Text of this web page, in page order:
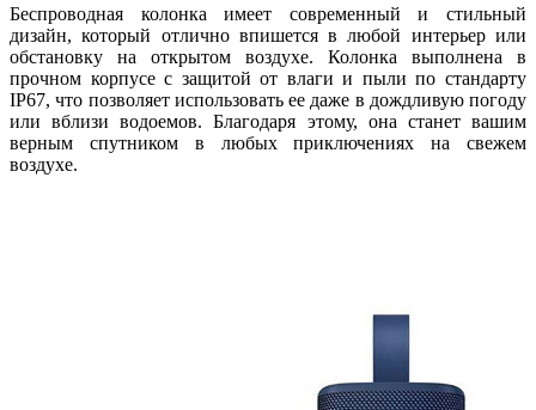
Беспроводная колонка имеет современный и стильный
дизайн, который отлично впишется в любой интерьер или
обстановку на открытом воздухе. Колонка выполнена в
прочном корпусе с защитой от влаги и пыли по стандарту
IP67, что позволяет использовать ее даже в дождливую погоду
или вблизи водоемов. Благодаря этому, она станет вашим
верным спутником в любых приключениях на свежем
воздухе.